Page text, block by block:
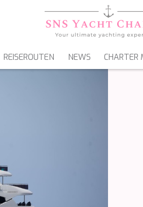
SEGELYACHTEN
REISEROUTEN NEWS CHARTER